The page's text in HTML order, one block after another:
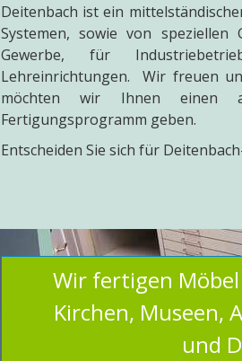
Deitenbach ist ein
Systemen, sowie von
Gewerbe, für
Lehreinrichtungen. Wir freuen
möchten wir Ihnen einen
Fertigungsprogramm geben.
Entscheiden Sie sich für
Wir fertigen
Kirchen, Museen,
und